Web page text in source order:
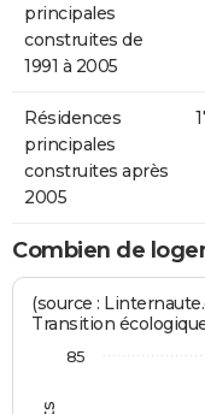
principales
construites de
1991 à 2005
Résidences
principales
construites après
2005
Combien de
(source :
Transition
85